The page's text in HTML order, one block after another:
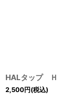
HALタップ Ｈ
2,500円(税込)